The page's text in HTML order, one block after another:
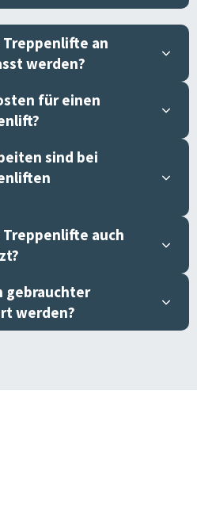
an
werden?
für einen
sind bei
auch
gebrauchter
werden?